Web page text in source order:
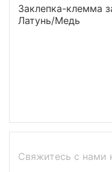
Заклепка-клемма
Латунь/Медь
Свяжитесь с нами